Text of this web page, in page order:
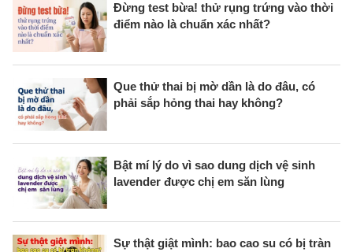
Đừng test bừa! thử rụng trứng vào thời
điểm nào là chuẩn xác nhất?
Que thử thai bị mờ dần là do đâu, có
phải sắp hỏng thai hay không?
Bật mí lý do vì sao dung dịch vệ sinh
lavender được chị em săn lùng
Sự thật giật mình: bao cao su có bị tràn